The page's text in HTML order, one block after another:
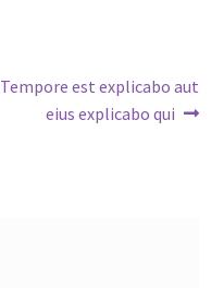
Next
Tempore est explicabo aut
eius explicabo qui